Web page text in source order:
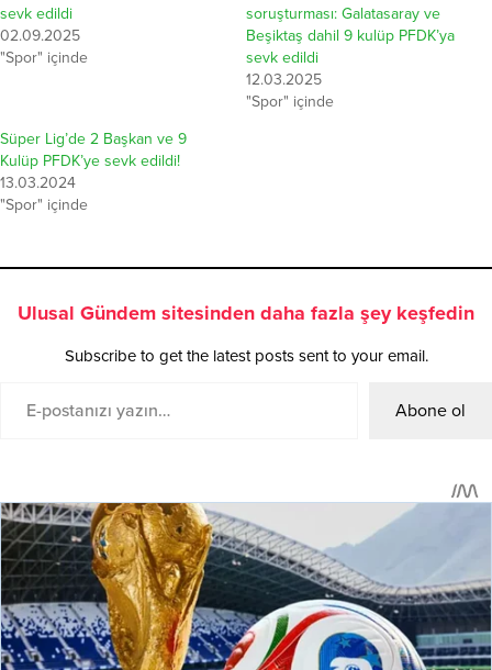
sevk edildi
02.09.2025
"Spor" içinde
soruşturması: Galatasaray ve
Beşiktaş dahil 9 kulüp PFDK’ya
sevk edildi
12.03.2025
"Spor" içinde
Süper Lig’de 2 Başkan ve 9
Kulüp PFDK’ye sevk edildi!
13.03.2024
"Spor" içinde
Ulusal Gündem sitesinden daha fazla şey keşfedin
Subscribe to get the latest posts sent to your email.
Abone ol